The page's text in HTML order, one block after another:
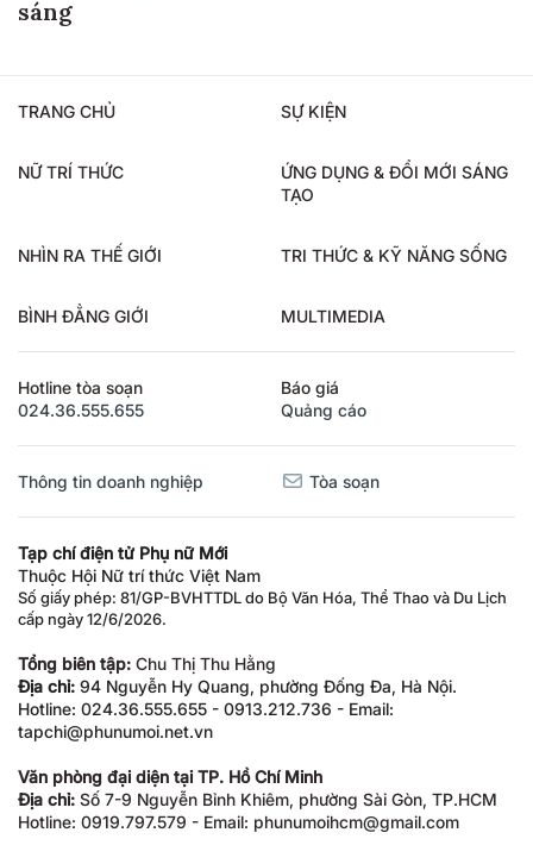
sáng
TRANG CHỦ SỰ KIỆN
NỮ TRÍ THỨC
ỨNG DỤNG & ĐỔI MỚI SÁNG
TẠO
NHÌN RA THẾ GIỚI TRI THỨC & KỸ NĂNG SỐNG
BÌNH ĐẲNG GIỚI MULTIMEDIA
Hotline tòa soạn
024.36.555.655
Báo giá
Quảng cáo
Thông tin doanh nghiệp Tòa soạn
Tạp chí điện tử Phụ nữ Mới
Thuộc Hội Nữ trí thức Việt Nam
Số giấy phép: 81/GP-BVHTTDL do Bộ Văn Hóa, Thể Thao và Du Lịch
cấp ngày 12/6/2026.
Tổng biên tập: Chu Thị Thu Hằng
Địa chỉ: 94 Nguyễn Hy Quang, phường Đống Đa, Hà Nội.
Hotline: 024.36.555.655 - 0913.212.736 - Email:
tapchi@phunumoi.net.vn
Văn phòng đại diện tại TP. Hồ Chí Minh
Địa chỉ: Số 7-9 Nguyễn Bỉnh Khiêm, phường Sài Gòn, TP.HCM
Hotline: 0919.797.579 - Email: phunumoihcm@gmail.com